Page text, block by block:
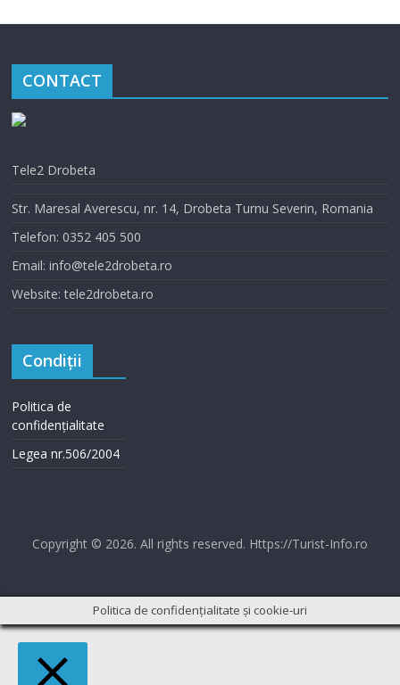
CONTACT
Tele2 Drobeta
Str. Maresal Averescu, nr. 14, Drobeta Turnu Severin, Romania
Telefon: 0352 405 500
Email: info@tele2drobeta.ro
Website: tele2drobeta.ro
Condiții
Politica de
confidențialitate
Legea nr.506/2004
Copyright © 2026. All rights reserved. Https://Turist-Info.ro
Politica de confidențialitate și cookie-uri